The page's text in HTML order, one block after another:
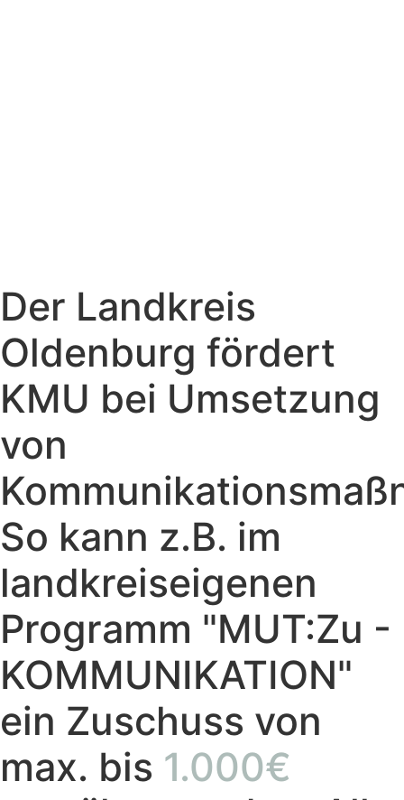
Der Landkreis
Oldenburg fördert
KMU bei Umsetzung
von
So kann z.B. im
landkreiseigenen
Programm "MUT:Zu -
KOMMUNIKATION"
ein Zuschuss von
max. bis 1.000€